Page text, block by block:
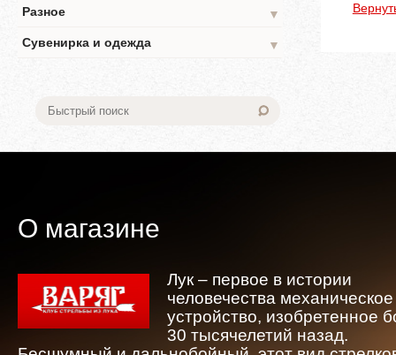
Разное
▼
Сувенирка и одежда
▼
О магазине
Лук – первое в истории
человечества механическое
устройство, изобретенное
30 тысячелетий назад.